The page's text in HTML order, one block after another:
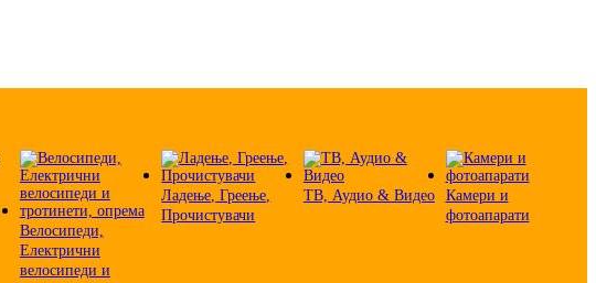
Велосипеди,
Електрични
велосипеди и
Ладење, Греење,
Прочистувачи
ТВ, Аудио & Видео
Камери и
фотоапарати